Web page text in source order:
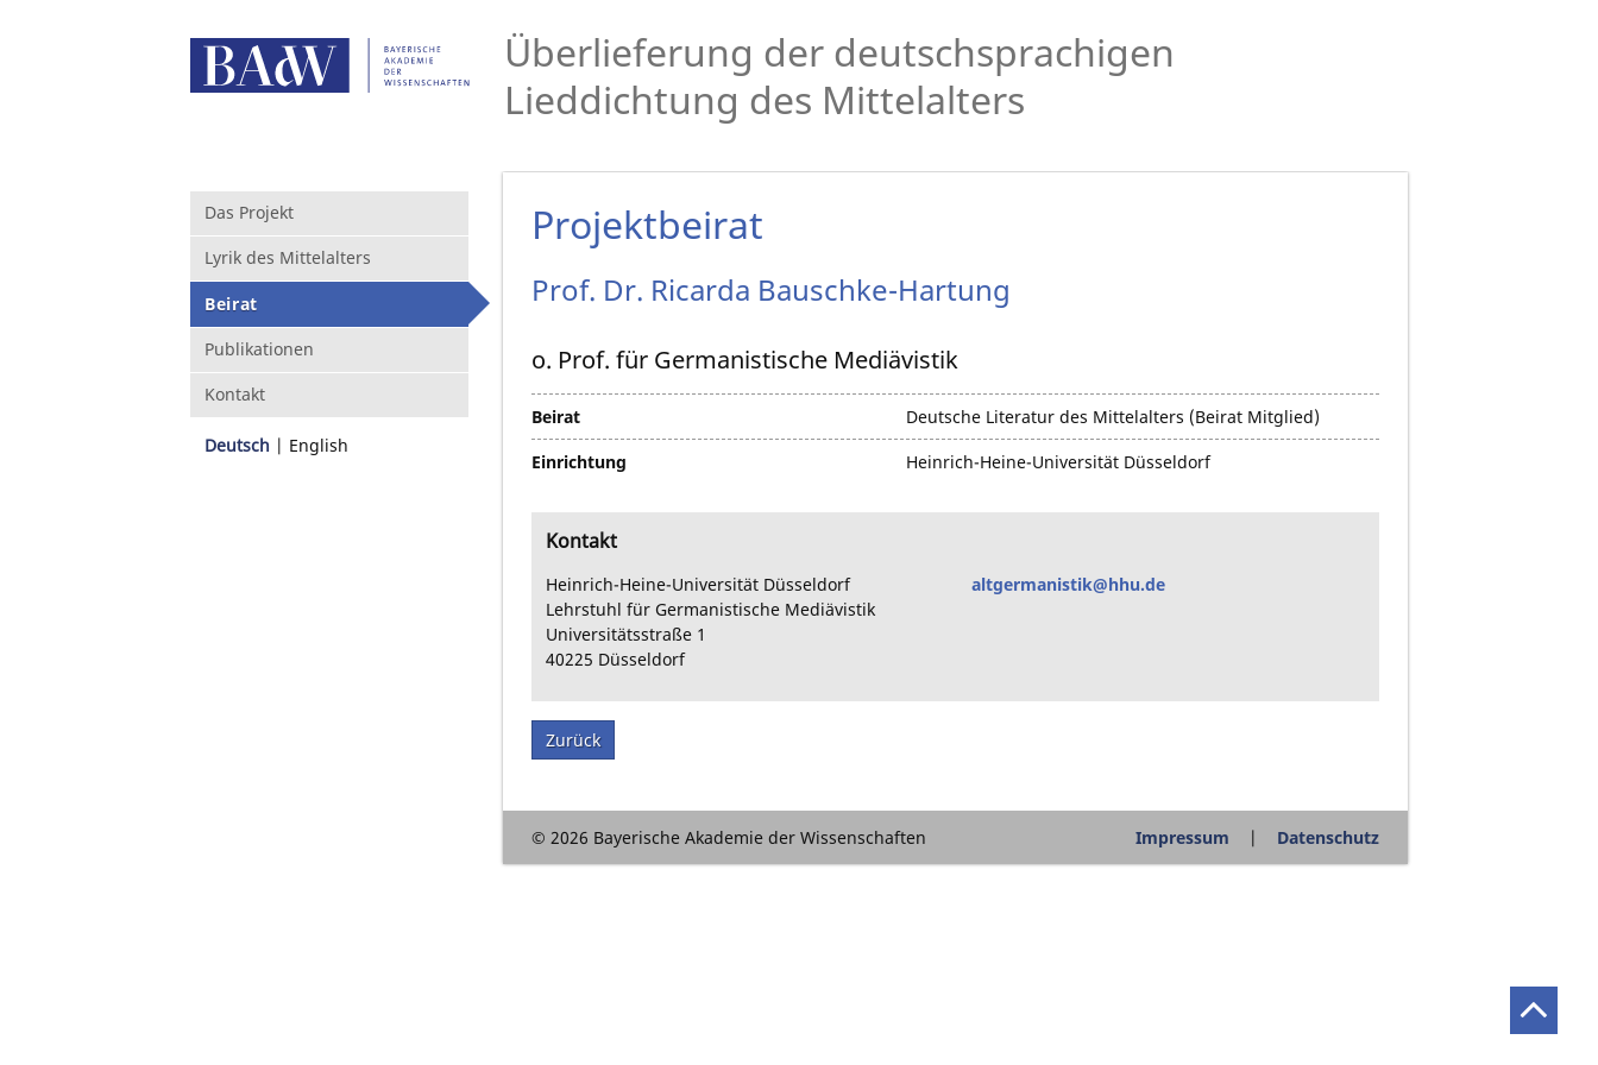
Überlieferung der deutschsprachigen
Lieddichtung des Mittelalters
Das Projekt
Lyrik des Mittelalters
Beirat
Publikationen
Kontakt
Deutsch English
Projektbeirat
Prof. Dr. Ricarda Bauschke-Hartung
o. Prof. für Germanistische Mediävistik
Beirat
Deutsche Literatur des Mittelalters (Beirat Mitglied)
Einrichtung
Heinrich-Heine-Universität Düsseldorf
Kontakt
Heinrich-Heine-Universität Düsseldorf
Lehrstuhl für Germanistische Mediävistik
Universitätsstraße 1
40225 Düsseldorf
altgermanistik@hhu.de
Zurück
© 2026 Bayerische Akademie der Wissenschaften Impressum Datenschutz